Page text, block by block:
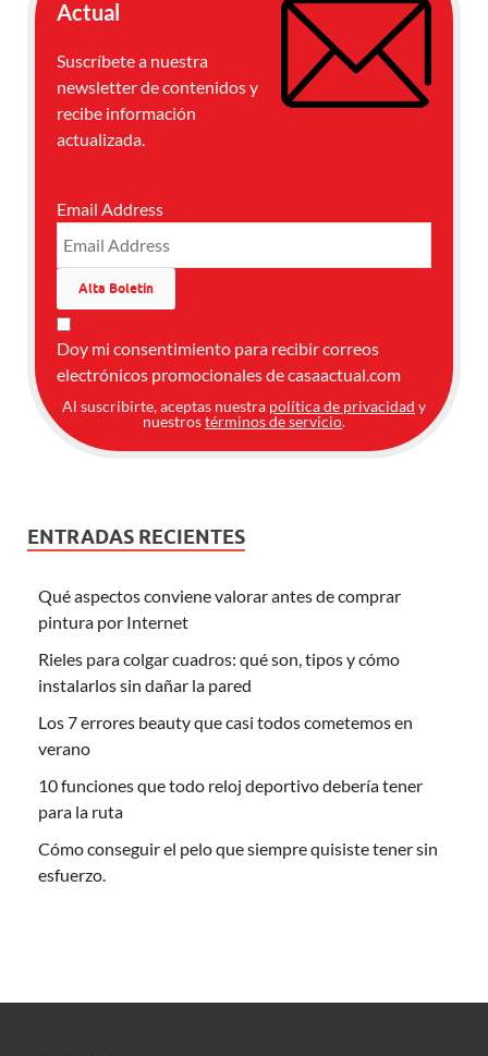
Actual
Suscríbete a nuestra
newsletter de contenidos y
recibe información
actualizada.
Email Address
Doy mi consentimiento para recibir correos
electrónicos promocionales de casaactual.com
Al suscribirte, aceptas nuestra política de privacidad y
nuestrostérminos de servicio.
ENTRADAS RECIENTES
Qué aspectos conviene valorar antes de comprar
pintura por Internet
Rieles para colgar cuadros: qué son, tipos y cómo
instalarlos sin dañar la pared
Los 7 errores beauty que casi todos cometemos en
verano
10 funciones que todo reloj deportivo debería tener
para la ruta
Cómo conseguir el pelo que siempre quisiste tener sin
esfuerzo.